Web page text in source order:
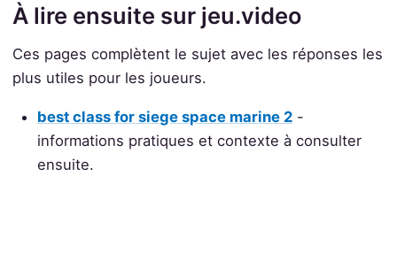
À lire ensuite sur jeu.video
Ces pages complètent le sujet avec les réponses les
plus utiles pour les joueurs.
best class for siege space marine 2 -
informations pratiques et contexte à consulter
ensuite.